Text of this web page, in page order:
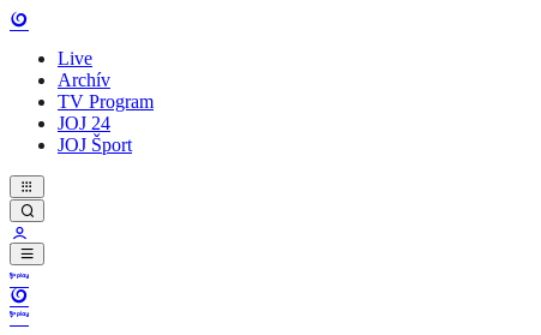
Live
Archív
TV Program
JOJ 24
JOJ Šport